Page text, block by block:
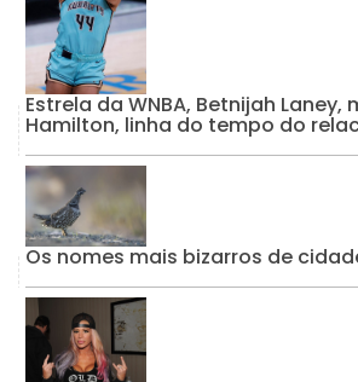
Estrela da WNBA, Betnijah
Hamilton, linha do tempo do
Os nomes mais bizarros de